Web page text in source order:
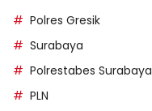
Polres Gresik
Surabaya
Polrestabes Surabaya
PLN